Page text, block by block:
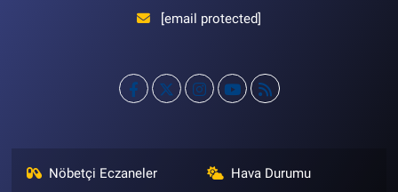
[email protected]
Nöbetçi Eczaneler Hava Durumu